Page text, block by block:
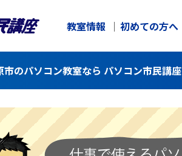
教室情報 初めての方へ
のパソコン教室なら パソコン市民講座